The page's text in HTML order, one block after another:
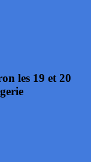
les 19 et 20